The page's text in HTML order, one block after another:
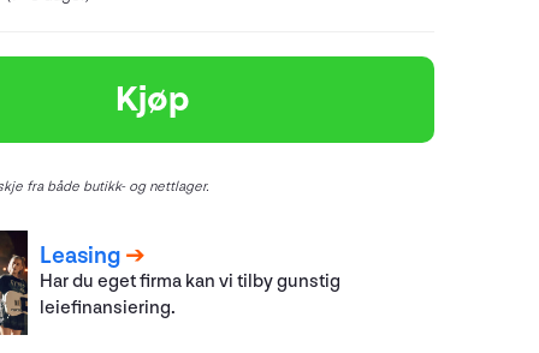
Kjøp
fra både butikk- og nettlager.
Leasing
Har du eget firma kan vi tilby gunstig
leiefinansiering.